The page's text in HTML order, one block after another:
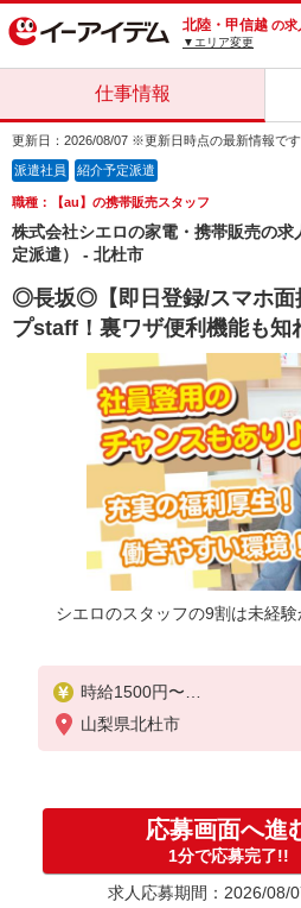
北陸・甲信越 の求
▼エリア変更
仕事情報
更新日：2026/08/07 ※更新日時点の最新情報です
派遣社員 紹介予定派遣
職種：【au】の携帯販売スタッフ
株式会社シエロの家電・携帯販売の
定派遣） - 北杜市
◎長坂◎【即日登録/スマホ面
プstaff！裏ワザ便利機能も知
シエロのスタッフの9割は未経
時給1500円〜
※残業代支給
★交通費別途支給（規定あり
入社祝い金10万円支給(規定
お友達を紹介頂くと,
インセンティブ支給(規定有)
山梨県北杜市
応募画面へ進
1分で応募完了!!
求人応募期間：2026/08/